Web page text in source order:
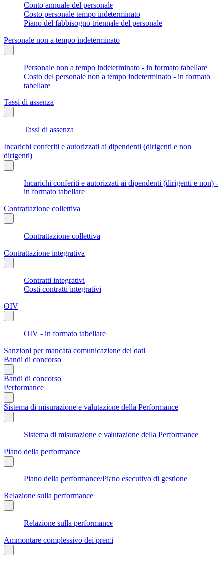
Conto annuale del personale
Costo personale tempo indeterminato
Piano del fabbisogno triennale del personale
Personale non a tempo indeterminato
Personale non a tempo indeterminato - in formato tabellare
Costo del personale non a tempo indeterminato - in formato
tabellare
Tassi di assenza
Tassi di assenza
Incarichi conferiti e autorizzati ai dipendenti (dirigenti e non
dirigenti)
Incarichi conferiti e autorizzati ai dipendenti (dirigenti e non) -
in formato tabellare
Contrattazione collettiva
Contrattazione collettiva
Contrattazione integrativa
Contratti integrativi
Costi contratti integrativi
OIV
OIV - in formato tabellare
Sanzioni per mancata comunicazione dei dati
Bandi di concorso
Bandi di concorso
Performance
Sistema di misurazione e valutazione della Performance
Sistema di misurazione e valutazione della Performance
Piano della performance
Piano della performance/Piano esecutivo di gestione
Relazione sulla performance
Relazione sulla performance
Ammontare complessivo dei premi